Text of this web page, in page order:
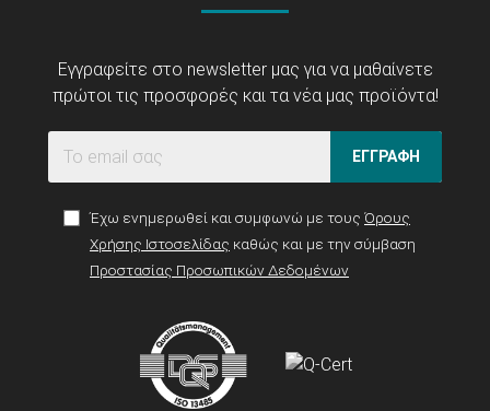
Εγγραφείτε στο newsletter μας για να μαθαίνετε
πρώτοι τις προσφορές και τα νέα μας προϊόντα!
ΕΓΓΡΑΦΗ
Έχω ενημερωθεί και συμφωνώ με τους Όρους
Χρήσης Ιστοσελίδας καθώς και με την σύμβαση
Προστασίας Προσωπικών Δεδομένων